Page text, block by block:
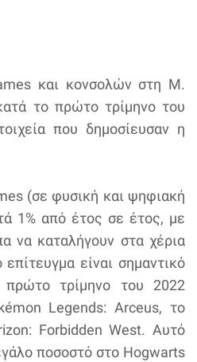
και κονσολών στη Μ.
το πρώτο τρίμηνο του
που δημοσίευσαν η
(σε φυσική και ψηφιακή
1% από έτος σε έτος, με
να καταλήγουν στα χέρια
είναι σημαντικό
τρίμηνο του 2022
Legends: Arceus, το
Forbidden West. Αυτό
ποσοστό στο Hogwarts